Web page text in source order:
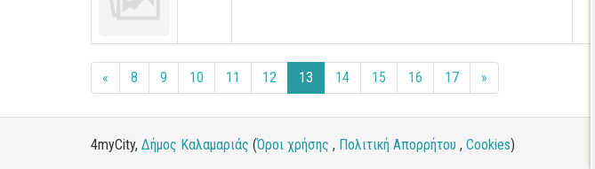
« 8 9 10 11 12 13 14 15 16 17 »
4myCity, Δήμος Καλαμαριάς (Όροι χρήσης , Πολιτική Απορρήτου , Cookies)